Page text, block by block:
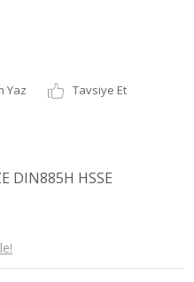
Yaz
Tavsiye Et
DIN885H HSSE